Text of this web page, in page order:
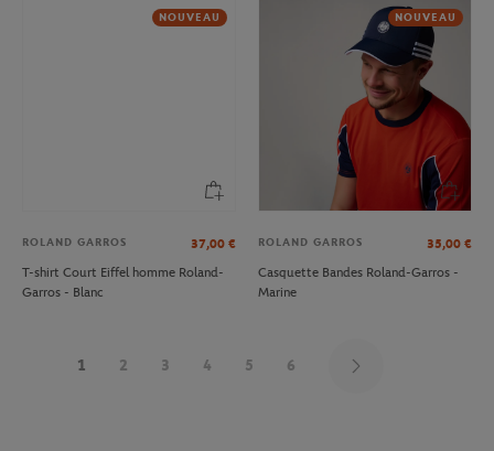
NOUVEAU
ROLAND GARROS 37,00 €
T-shirt Court Eiffel homme Roland-
Garros - Blanc
NOUVEAU
ROLAND GARROS 35,00 €
Casquette Bandes Roland-Garros -
Marine
1 2 3 4 5 6